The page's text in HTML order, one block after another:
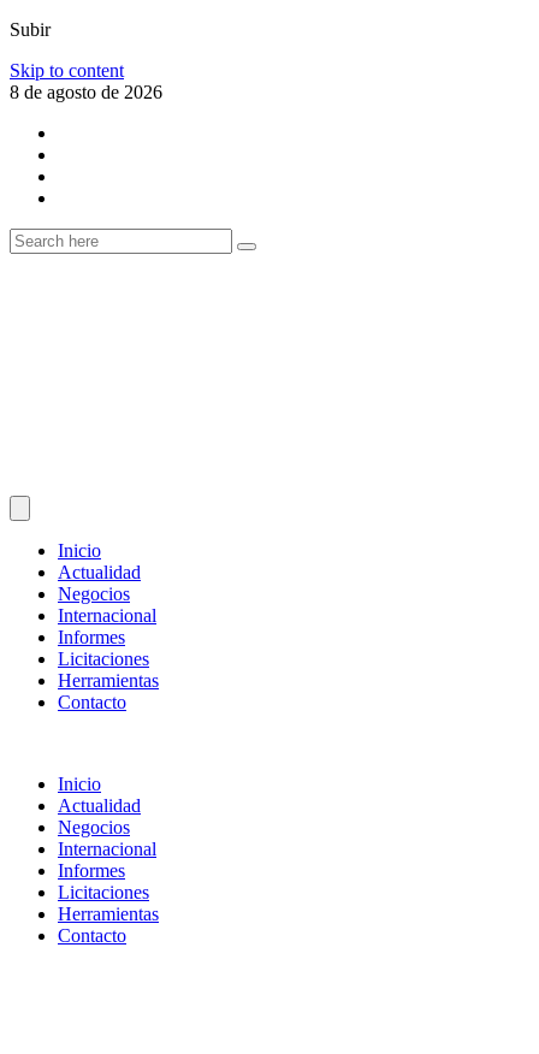
Subir
Skip to content
8 de agosto de 2026
Inicio
Actualidad
Negocios
Internacional
Informes
Licitaciones
Herramientas
Contacto
Inicio
Actualidad
Negocios
Internacional
Informes
Licitaciones
Herramientas
Contacto